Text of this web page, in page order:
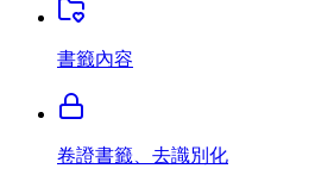
書籤內容
卷證書籤、去識別化